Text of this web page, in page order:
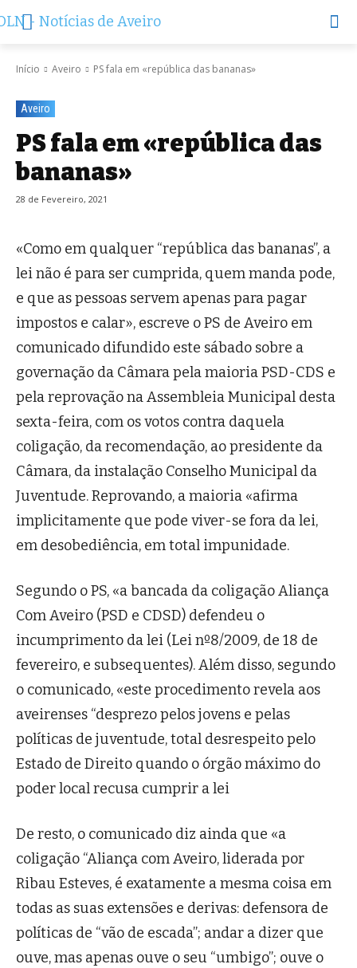
Início Aveiro PS fala em «república das bananas»
Aveiro
PS fala em «república das
bananas»
28 de Fevereiro, 2021
«Como em qualquer “república das bananas”, a
lei não é para ser cumprida, quem manda pode,
e que as pessoas servem apenas para pagar
impostos e calar», escreve o PS de Aveiro em
comunicado difundido este sábado sobre a
governação da Câmara pela maioria PSD-CDS e
pela reprovação na Assembleia Municipal desta
sexta-feira, com os votos contra daquela
coligação, da recomendação, ao presidente da
Câmara, da instalação Conselho Municipal da
Juventude. Reprovando, a maioria «afirma
implicitamente que pode viver-se fora da lei,
em desobediência, em total impunidade.
Segundo o PS, «a bancada da coligação Aliança
Com Aveiro (PSD e CDSD) defendeu o
incumprimento da lei (Lei nº8/2009, de 18 de
fevereiro, e subsequentes). Além disso, segundo
o comunicado, «este procedimento revela aos
aveirenses “desprezo pelos jovens e pelas
políticas de juventude, total desrespeito pelo
Estado de Direito quando o órgão máximo do
poder local recusa cumprir a lei
De resto, o comunicado diz ainda que «a
coligação “Aliança com Aveiro, liderada por
Ribau Esteves, é exatamente a mesma coisa em
todas as suas extensões e derivas: defensora de
políticas de “vão de escada”; andar a dizer que
ouve, mas apenas ouve o seu “umbigo”; ouve o